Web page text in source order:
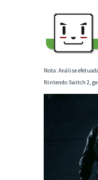
Nota: Análise
Nintendo Switch 2,